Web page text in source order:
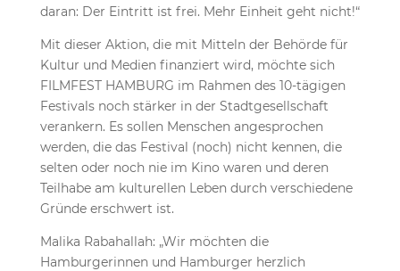
daran: Der Eintritt ist frei. Mehr Einheit geht nicht!“
Mit dieser Aktion, die mit Mitteln der Behörde für
Kultur und Medien finanziert wird, möchte sich
FILMFEST HAMBURG im Rahmen des 10-tägigen
Festivals noch stärker in der Stadtgesellschaft
verankern. Es sollen Menschen angesprochen
werden, die das Festival (noch) nicht kennen, die
selten oder noch nie im Kino waren und deren
Teilhabe am kulturellen Leben durch verschiedene
Gründe erschwert ist.
Malika Rabahallah: „Wir möchten die
Hamburgerinnen und Hamburger herzlich